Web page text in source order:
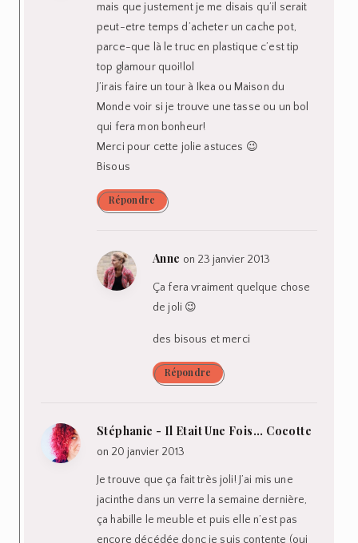
mais que justement je me disais qu’il serait
peut-etre temps d’acheter un cache pot,
parce-que là le truc en plastique c’est tip
top glamour quoi!lol
J’irais faire un tour à Ikea ou Maison du
Monde voir si je trouve une tasse ou un bol
qui fera mon bonheur!
Merci pour cette jolie astuces 😉
Bisous
Répondre
Anne on 23 janvier 2013
Ça fera vraiment quelque chose
de joli 😉
des bisous et merci
Répondre
Stéphanie - Il Etait Une Fois... Cocotte
on 20 janvier 2013
Je trouve que ça fait très joli! J’ai mis une
jacinthe dans un verre la semaine dernière,
ça habille le meuble et puis elle n’est pas
encore décédée donc je suis contente (oui